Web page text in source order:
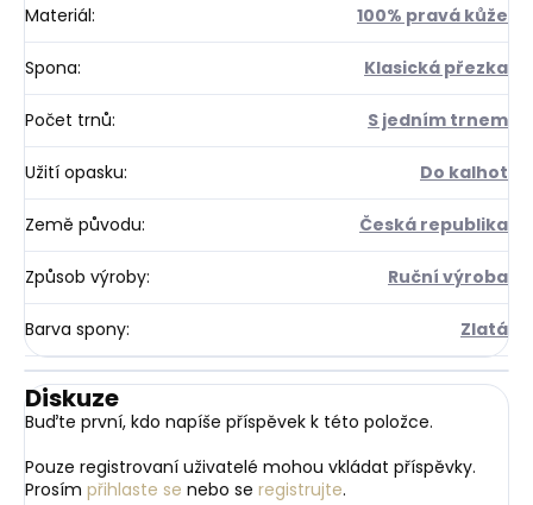
Materiál: 100% pravá kůže
Spona: Klasická přezka
Počet trnů: S jedním trnem
Užití opasku: Do kalhot
Země původu: Česká republika
Způsob výroby: Ruční výroba
Barva spony: Zlatá
Diskuze
Buďte první, kdo napíše příspěvek k této položce.
Pouze registrovaní uživatelé mohou vkládat příspěvky.
Prosím přihlaste se nebo se registrujte.